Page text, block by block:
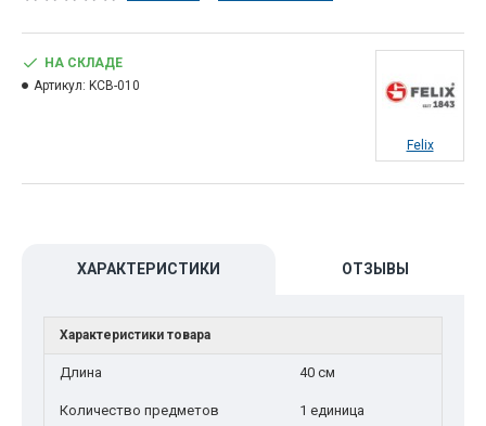
НА СКЛАДЕ
Артикул: KCB-010
Felix
ХАРАКТЕРИСТИКИ ОТЗЫВЫ
Характеристики товара
Длина 40 см
Количество предметов 1 единица